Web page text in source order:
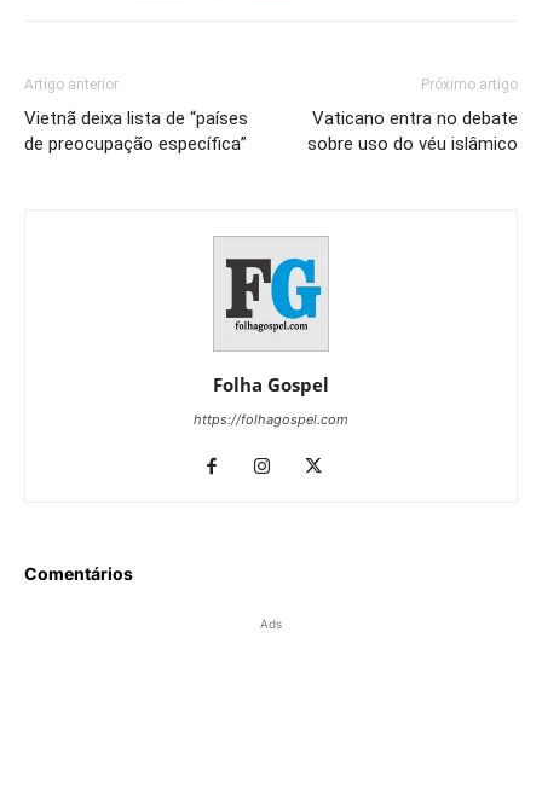
Artigo anterior
Vietnã deixa lista de “países
de preocupação específica”
Próximo artigo
Vaticano entra no debate
sobre uso do véu islâmico
Folha Gospel
https://folhagospel.com
Comentários
Ads